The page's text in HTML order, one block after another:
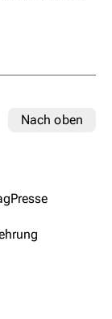
Nach oben
Presse